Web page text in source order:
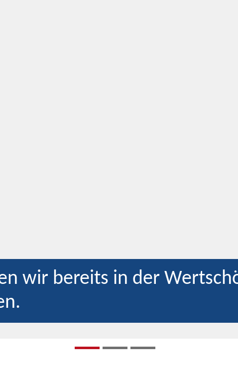
wir bereits in der